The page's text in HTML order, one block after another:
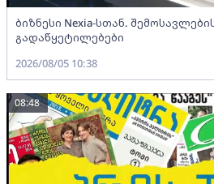
ბიზნესი Nexia-სთან.
გადაწყეტილებები
2026/08/05 10:38
08:48